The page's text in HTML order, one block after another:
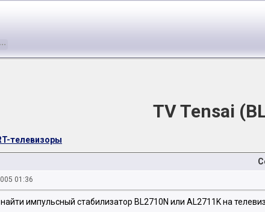
TV Tensai
телевизоры
01:36
импульсный стабилизатор BL2710N или AL2711K на